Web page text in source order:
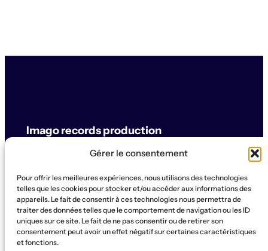
Gérer le consentement
Pour offrir les meilleures expériences, nous utilisons des technologies
telles que les cookies pour stocker et/ou accéder aux informations des
appareils. Le fait de consentir à ces technologies nous permettra de
traiter des données telles que le comportement de navigation ou les ID
uniques sur ce site. Le fait de ne pas consentir ou de retirer son
consentement peut avoir un effet négatif sur certaines caractéristiques
et fonctions.
Imago records production
© Imago records production
SUPPORT
ArtistesConcertsLabelProductionBoutiqueLa Ruche
ContactQui sommes-nous?